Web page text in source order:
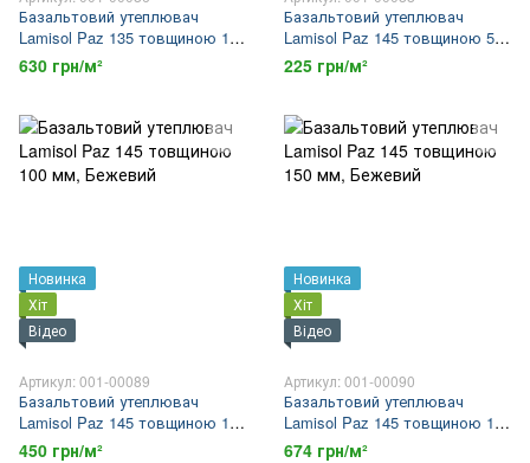
Базальтовий утеплювач
Lamisol Paz 135 товщиною 150
мм
630 грн/м²
Базальтовий утеплювач
Lamisol Paz 145 товщиною 50
мм
225 грн/м²
Новинка
Хіт
Відео
Артикул: 001-00089
Базальтовий утеплювач
Lamisol Paz 145 товщиною 100
мм
450 грн/м²
Новинка
Хіт
Відео
Артикул: 001-00090
Базальтовий утеплювач
Lamisol Paz 145 товщиною 150
мм
674 грн/м²